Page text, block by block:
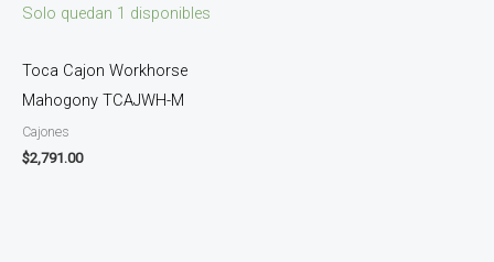
Solo quedan 1 disponibles
Toca Cajon Workhorse
Mahogony TCAJWH-M
Cajones
$2,791.00